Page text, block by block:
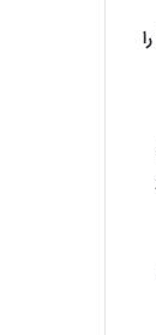
سامسونگ احتمالاً گلکسی S25 را